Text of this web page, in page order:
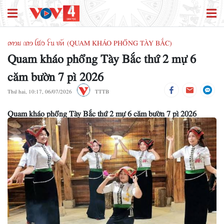
ꪁꪱꪫꪣ ꪄꪱꪫ ꪶꪠꪉ ꪼꪕ ꪚꪀꪰ (QUAM KHÁO PHỔNG TÀY BẮC)
Quam kháo phổng Tày Bắc thứ 2 mự 6
căm bườn 7 pì 2026
Thứ hai, 10:17, 06/07/2026 TTTB
Quam kháo phổng Tày Bắc thứ 2 mự 6 căm bườn 7 pì 2026